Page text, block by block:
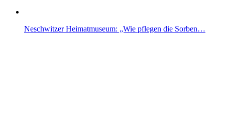
Neschwitzer Heimatmuseum: „Wie pflegen die Sorben…